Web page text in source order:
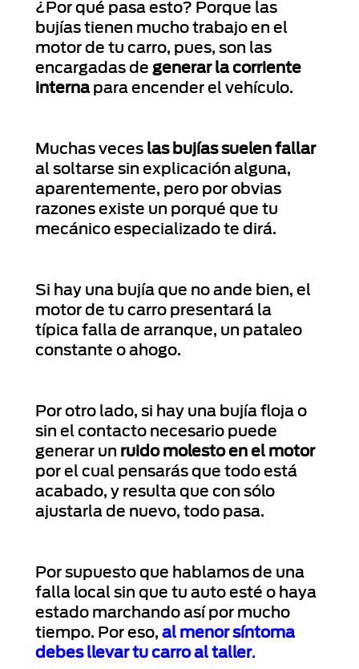
¿Por qué pasa esto? Porque las
bujías tienen mucho trabajo en el
motor de tu carro, pues, son las
encargadas de generar la corriente
internapara encender el vehículo.
Muchas veces las bujías suelen fallar
al soltarse sin explicación alguna,
aparentemente, pero por obvias
razones existe un porqué que tu
mecánico especializado te dirá.
Si hay una bujía que no ande bien, el
motor de tu carro presentará la
típica falla de arranque, un pataleo
constante o ahogo.
Por otro lado, si hay una bujía floja o
sin el contacto necesario puede
generar un ruido molesto en el motor
por el cual pensarás que todo está
acabado, y resulta que con sólo
ajustarla de nuevo, todo pasa.
Por supuesto que hablamos de una
falla local sin que tu auto esté o haya
estado marchando así por mucho
tiempo. Por eso, al menor síntoma
debes llevar tu carro al taller.